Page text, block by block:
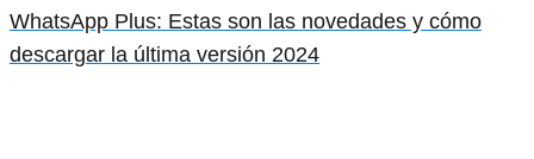
WhatsApp Plus: Estas son las novedades y cómo
descargar la última versión 2024